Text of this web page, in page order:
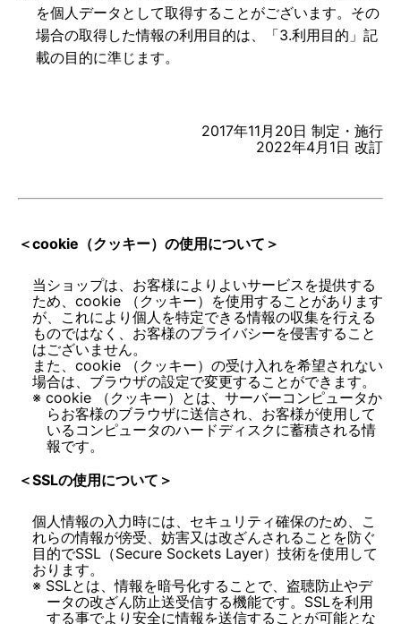
を個人データとして取得することがございます。その
場合の取得した情報の利用目的は、「3.利用目的」記
載の目的に準じます。
2017年11月20日 制定・施行
2022年4月1日 改訂
＜cookie（クッキー）の使用について＞
当ショップは、お客様によりよいサービスを提供する
ため、cookie （クッキー）を使用することがあります
が、これにより個人を特定できる情報の収集を行える
ものではなく、お客様のプライバシーを侵害すること
はございません。
また、cookie （クッキー）の受け入れを希望されない
cookie （クッキー）とは、サーバーコンピュータか
らお客様のブラウザに送信され、お客様が使用して
いるコンピュータのハードディスクに蓄積される情
報です。
＜SSLの使用について＞
個人情報の入力時には、セキュリティ確保のため、こ
れらの情報が傍受、妨害又は改ざんされることを防ぐ
目的でSSL（Secure Sockets Layer）技術を使用して
SSLとは、情報を暗号化することで、盗聴防止やデ
ータの改ざん防止送受信する機能です。SSLを利用
する事でより安全に情報を送信することが可能とな